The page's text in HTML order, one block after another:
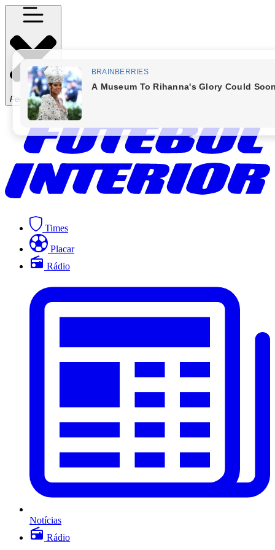
Fechar Menu
Times
Placar
Rádio
Notícias
Rádio